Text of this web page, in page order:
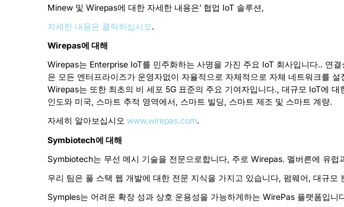
Minew 및 Wirepas에 대한 자세한 내용은’ 협업 IoT 솔루션,
자세한 내용은 클릭하십시오.
Wirepas에 대해
Wirepas는 Enterprise IoT를 민주화하는 사명을 가진 주요 IoT 회사입니다.. 연
은 모든 엔터프라이즈가 운영자없이 자율적으로 자체적으로 자체 네트워크를
Wirepas는 또한 최초의 비 세포 5G 표준의 주요 기여자입니다., 대규모 IoT에
인도와 미국, 스마트 추적 영역에서, 스마트 빌딩, 스마트 제조 및 스마트 계량.
자세히 알아보십시오 www.wirepas.com.
Symbiotech에 대해
Symbiotech는 무선 메시 기술을 전문으로합니다, 주로 Wirepas. 멜버른에 유
우리 팀은 풀 스택 웹 개발에 대한 전문 지식을 가지고 있습니다, 펌웨어, 대규모
Symples는 어려운 확장 성과 상호 운용성을 가능하게하는 WirePas 플랫폼입